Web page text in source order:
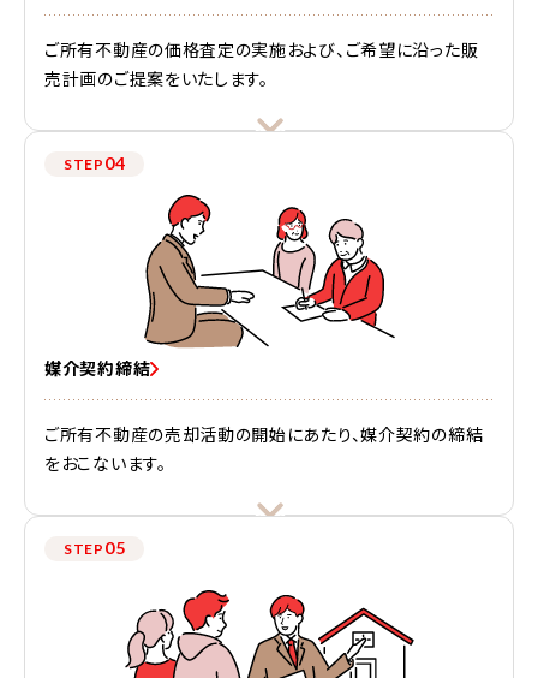
ご所有不動産の価格査定の実施および、ご希望に沿った販
売計画のご提案をいたします。
STEP 04
媒介契約締結
ご所有不動産の売却活動の開始にあたり、媒介契約の締結
をおこないます。
STEP 05